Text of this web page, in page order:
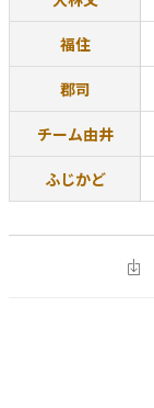
福住
郡司
チーム由井
ふじかど